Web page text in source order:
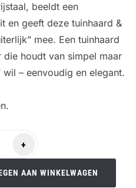
beeldt een
en geeft deze tuinhaard &
mee. Een tuinhaard
houdt van simpel maar
– eenvoudig en elegant.
+
AAN WINKELWAGEN